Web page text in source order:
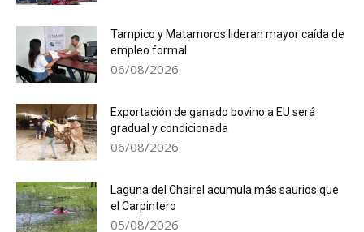
Tampico y Matamoros lideran mayor caída de
empleo formal
06/08/2026
Exportación de ganado bovino a EU será
gradual y condicionada
06/08/2026
Laguna del Chairel acumula más saurios que
el Carpintero
05/08/2026